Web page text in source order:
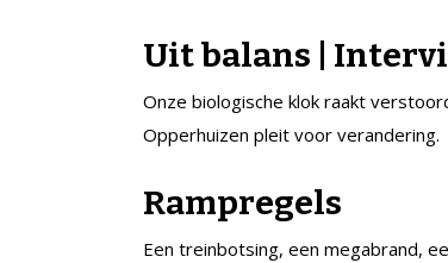
Uit balans |
Onze biologische klok raakt
Opperhuizen pleit voor verandering.
Rampregels
Een treinbotsing, een megabrand,